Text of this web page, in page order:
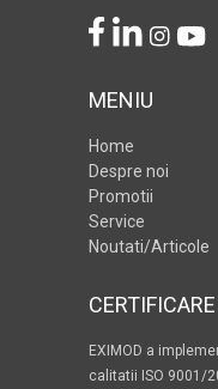
MENIU
Home
Despre noi
Promotii
Service
Noutati/Articole
EXIMOD a
calitatii ISO 9001/